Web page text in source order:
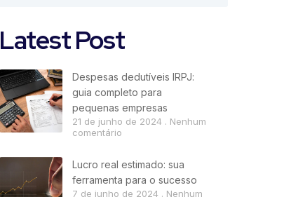
Latest Post
Despesas dedutíveis IRPJ:
guia completo para
pequenas empresas
21 de junho de 2024
Nenhum
comentário
Lucro real estimado: sua
ferramenta para o sucesso
7 de junho de 2024
Nenhum